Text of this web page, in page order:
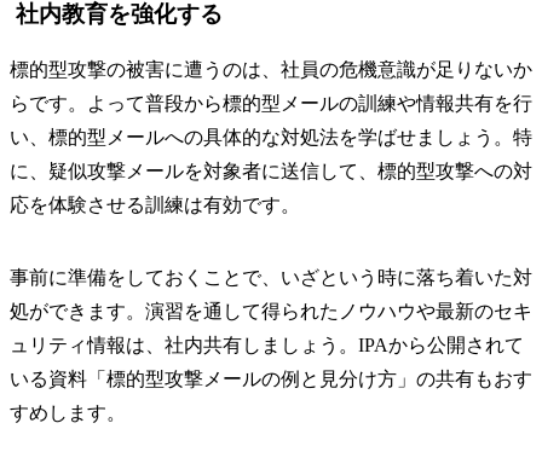
社内教育を強化する
標的型攻撃の被害に遭うのは、社員の危機意識が足りないか
らです。よって普段から標的型メールの訓練や情報共有を行
い、標的型メールへの具体的な対処法を学ばせましょう。特
に、疑似攻撃メールを対象者に送信して、標的型攻撃への対
応を体験させる訓練は有効です。
事前に準備をしておくことで、いざという時に落ち着いた対
処ができます。演習を通して得られたノウハウや最新のセキ
ュリティ情報は、社内共有しましょう。IPAから公開されて
いる資料「標的型攻撃メールの例と見分け方」の共有もおす
すめします。